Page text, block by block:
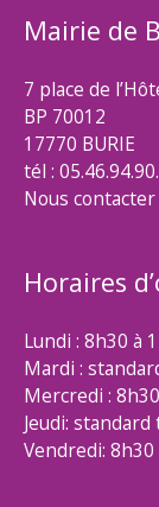
Mairie de
7 place de
BP 70012
17770 BURIE
tél :
Nous contacter
Horaires
Lundi : 8h30 à
Mardi :
Mercredi :
Jeudi:
Vendredi: